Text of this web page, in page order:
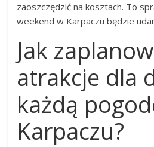
zaoszczędzić na kosztach. To
weekend w Karpaczu będzie
Jak
atrakcje dla
każdą
Karpaczu?